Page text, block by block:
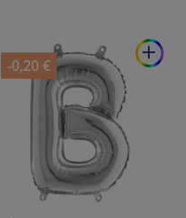
add
-0,20 €